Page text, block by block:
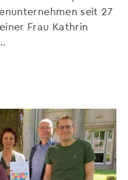
seit 27
Frau Kathrin